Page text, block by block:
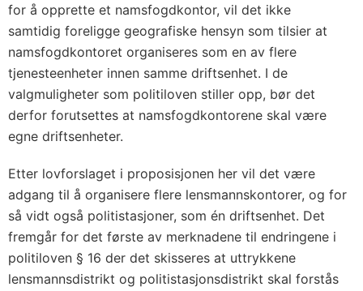
for å opprette et namsfogdkontor, vil det ikke
samtidig foreligge geografiske hensyn som tilsier at
namsfogdkontoret organiseres som en av flere
tjenesteenheter innen samme driftsenhet. I de
valgmuligheter som politiloven stiller opp, bør det
derfor forutsettes at namsfogdkontorene skal være
egne driftsenheter.
Etter lovforslaget i proposisjonen her vil det være
adgang til å organisere flere lensmannskontorer, og for
så vidt også politistasjoner, som én driftsenhet. Det
fremgår for det første av merknadene til endringene i
politiloven § 16 der det skisseres at uttrykkene
lensmannsdistrikt og politistasjonsdistrikt skal forstås